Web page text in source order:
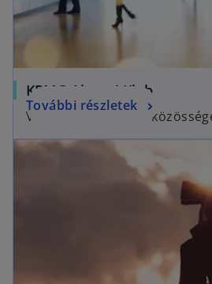
KPMG Alumni Klub
Volt munkatársaink
További részletek